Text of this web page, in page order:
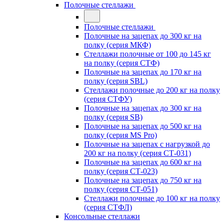
Полочные стеллажи
Полочные стеллажи
Полочные на зацепах до 300 кг на
полку (серия МКФ)
Стеллажи полочные от 100 до 145 кг
на полку (серия СТФ)
Полочные на зацепах до 170 кг на
полку (серия SBL)
Стеллажи полочные до 200 кг на полку
(серия СТФУ)
Полочные на зацепах до 300 кг на
полку (серия SB)
Полочные на зацепах до 500 кг на
полку (серия MS Pro)
Полочные на зацепах с нагрузкой до
200 кг на полку (серия СТ-031)
Полочные на зацепах до 600 кг на
полку (серия СТ-023)
Полочные на зацепах до 750 кг на
полку (серия СТ-051)
Стеллажи полочные до 100 кг на полку
(серия СТФЛ)
Консольные стеллажи